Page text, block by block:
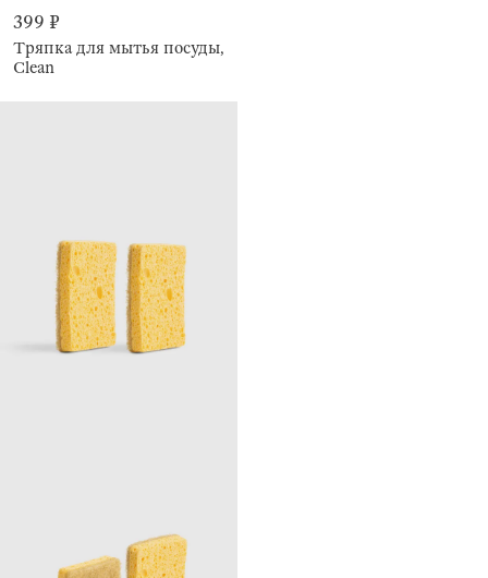
399 ₽
Тряпка для мытья посуды,
Clean